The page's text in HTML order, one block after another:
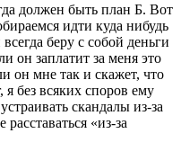
должен быть план Б. Вот
идти куда нибудь
беру с собой деньги
он заплатит за меня это
он мне так и скажет, что
я без всяких споров ему
скандалы из-за
расставаться «из-за